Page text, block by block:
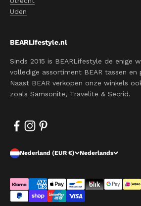
Uden
BEARLifestyle.nl
Sinds 2015 is BEARLifestyle de enige
volledige assortiment BEAR tassen en
Naast BEAR verkopen onze winkels
zoals Samsonite, Travelite & Secrid.
Nederland (EUR €) Nederlands